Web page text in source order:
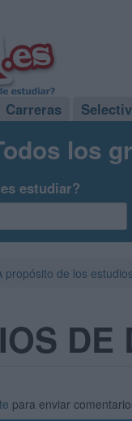
Carreras
los
estudiar?
propósito de los estudios
DE
para enviar